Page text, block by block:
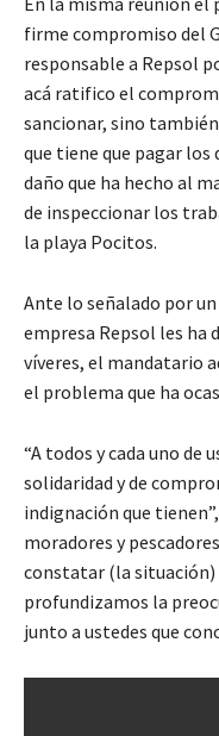
firme compromiso del
responsable a Repsol
acá ratifico el
sancionar, sino
que tiene que pagar los
daño que ha hecho al
de inspeccionar los
la playa Pocitos.
Ante lo señalado por
empresa Repsol les ha
víveres, el mandatario
el problema que ha
“A todos y cada uno de
solidaridad y de
indignación que
moradores y
constatar (la
profundizamos la
junto a ustedes que